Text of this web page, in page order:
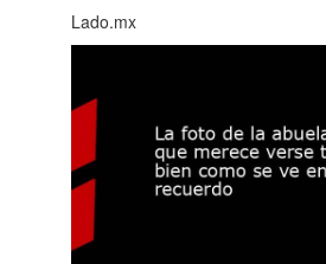
Lado.mx